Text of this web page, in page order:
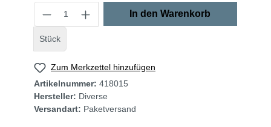
Stück
In den Warenkorb
Zum Merkzettel hinzufügen
Artikelnummer: 418015
Hersteller: Diverse
Versandart: Paketversand